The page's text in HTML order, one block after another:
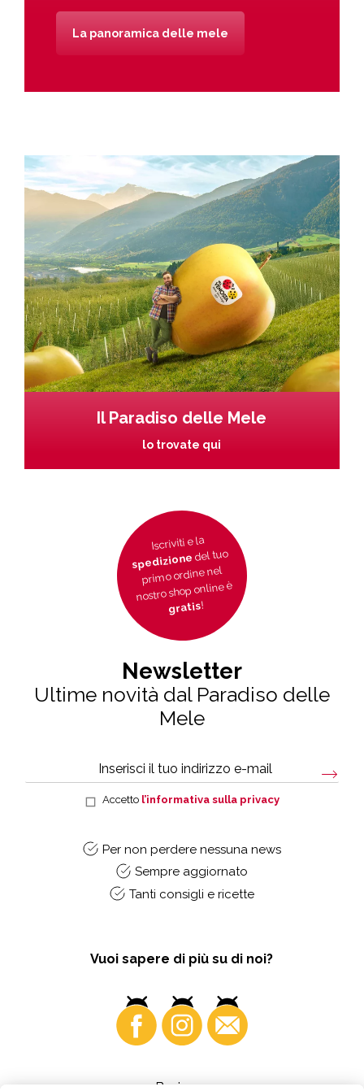
La panoramica delle mele
Il Paradiso delle Mele
lo trovate qui
Iscriviti e la
spedizionedel tuo
primo ordine nel
nostro shop online è
gratis!
Newsletter
Ultime novità dal Paradiso delle
Mele
Accetto l’informativa sulla privacy
Per non perdere nessuna news
Sempre aggiornato
Tanti consigli e ricette
Vuoi sapere di più su di noi?
Business